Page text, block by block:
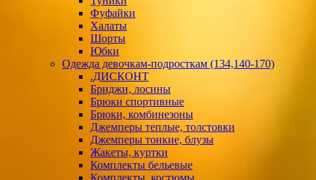
Фуфайки
Халаты
Шорты
Юбки
Одежда девочкам-подросткам (134,140-170)
.ДИСКОНТ
Бриджи, лосины
Брюки спортивные
Брюки, комбинезоны
Джемперы теплые, толстовки
Джемперы тонкие, блузы
Жакеты, куртки
Комплекты бельевые
Комплекты, костюмы